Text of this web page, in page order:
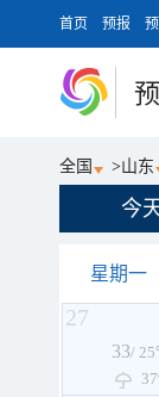
首页 预报
全国 >山东
今
星期一
27
33/